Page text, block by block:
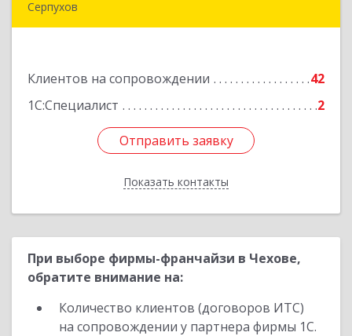
Серпухов
Клиентов на сопровождении
42
1С:Специалист
2
Отправить заявку
Показать контакты
Подробнее
Отправить заявку
Назад
При выборе фирмы-франчайзи в Чехове,
обратите внимание на:
Количество клиентов (договоров ИТС)
на сопровождении у партнера фирмы 1С.